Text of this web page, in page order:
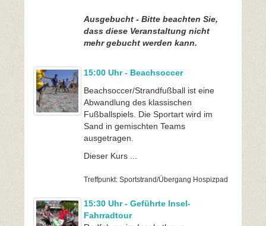
Ausgebucht - Bitte beachten Sie,
dass diese Veranstaltung nicht
mehr gebucht werden kann.
15:00 Uhr - Beachsoccer
Beachsoccer/Strandfußball ist eine
Abwandlung des klassischen
Fußballspiels. Die Sportart wird im
Sand in gemischten Teams
ausgetragen.
Dieser Kurs ...
Treffpunkt: Sportstrand/Übergang Hospizpad
15:30 Uhr - Geführte Insel-
Fahrradtour